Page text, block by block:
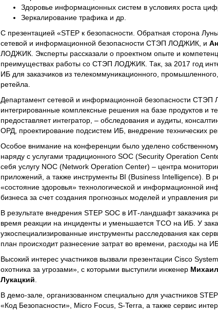
Здоровье информационных систем в условиях роста
Зеркалирование трафика и др.
С презентацией «STEP к безопасности. Обратная сторона
сетевой и информационной безопасности СТЭП ЛОДЖИК, и
ЛОДЖИК. Эксперты рассказали о проектном опыте и
преимуществах работы со СТЭП ЛОДЖИК. Так, за 2017 год
ИБ для заказчиков из телекоммуникационного,
ретейла.
Департамент сетевой и информационной безопасности СТЭП
интегрированные комплексные решения на базе продуктов и
предоставляет интегратор, – обследования и аудиты,
ОРД, проектирование подсистем ИБ, внедрение технических
Особое внимание на конференции было уделено
наряду с услугами традиционного SOC (Security Operation
себя услугу NOC (Network Operation Center) – центра
приложений, а также инструменты BI (Business Intelligence). В
«состояние здоровья» технологической и информационной
бизнеса за счет создания прогнозных моделей и управления
В результате внедрения STEP SOC в ИТ-ландшафт заказчика
время реакции на инциденты и уменьшается ТСО на ИБ. У
узкоспециализированные инструменты расследования как
план происходит разнесение затрат во времени, расходы на
Высокий интерес участников вызвали презентации Cisco
охотника за угрозами», с которыми выступили инженер
Лукацкий
В демо-зале, организованном специально для участников
«Код Безопасности», Micro Focus, S-Terra, а также сервис